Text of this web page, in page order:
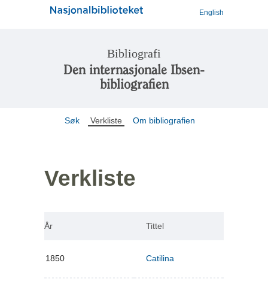
English
Bibliografi
Den internasjonale Ibsen-
bibliografien
Søk Verkliste Om bibliografien
Verkliste
År Tittel
1850 Catilina